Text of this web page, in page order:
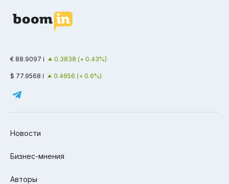
€ 88.9097 0.3838 (+ 0.43%)
$ 77.9568 0.4656 (+ 0.6%)
Новости
Бизнес-мнения
Авторы